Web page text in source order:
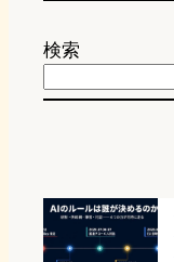
検索